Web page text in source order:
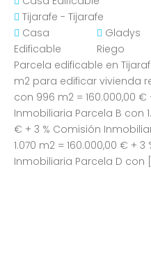
Tijarafe - Tijarafe
Casa
Edificable
Gladys
Riego
Parcela edificable en
m2 para edificar vivienda
con 996 m2 = 160.000,00 €
Inmobiliaria Parcela B con
€ + 3 % Comisión
1.070 m2 = 160.000,00 € +
Inmobiliaria Parcela D con